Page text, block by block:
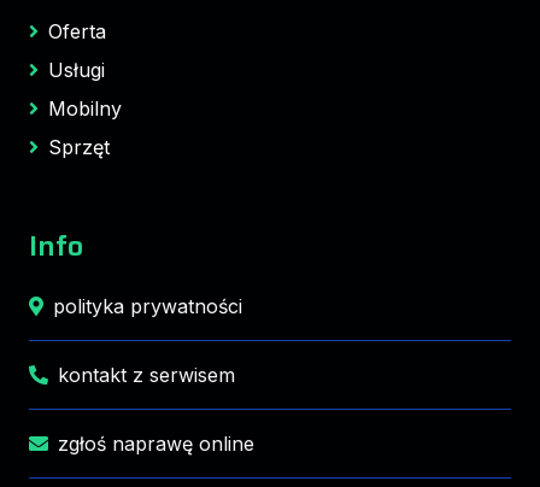
Oferta
Usługi
Mobilny
Sprzęt
Info
polityka prywatności
kontakt z serwisem
zgłoś naprawę online